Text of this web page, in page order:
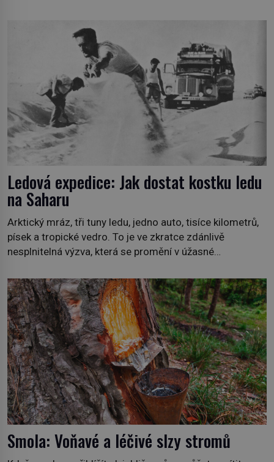
1778), jenže v Asii o něm ví už celá staletí. Zvíře
připomíná jelena, v kohoutku dosahuje […]
Ledová expedice: Jak dostat kostku ledu
na Saharu
Arktický mráz, tři tuny ledu, jedno auto, tisíce kilometrů,
písek a tropické vedro. To je ve zkratce zdánlivě
nesplnitelná výzva, která se promění v úžasné
na podzim 1958 jako hec. Rádio Luxembourg přichází s
neobvyklou výzvou. Tomu, kdo dokáže dopravit ze
severního polárního kruhu na […]
Smola: Voňavé a léčivé slzy stromů